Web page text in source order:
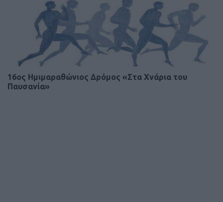
16ος Ημιμαραθώνιος Δρόμος «Στα Χνάρια του
Παυσανία»